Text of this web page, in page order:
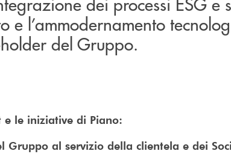
e l’ammodernamento
del Gruppo.
le iniziative di Piano:
Gruppo al servizio della clientela e dei Soci